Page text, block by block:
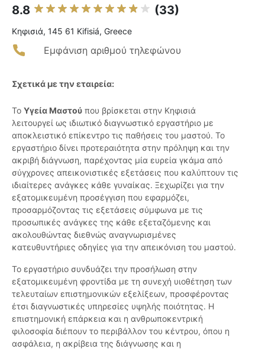
8.8 (33)
Κηφισιά, 145 61 Kifisiá, Greece
Εμφάνιση αριθμού τηλεφώνου
Σχετικά με την εταιρεία:
Το Υγεία Μαστού που βρίσκεται στην Κηφισιά
λειτουργεί ως ιδιωτικό διαγνωστικό εργαστήριο με
αποκλειστικό επίκεντρο τις παθήσεις του μαστού. Το
εργαστήριο δίνει προτεραιότητα στην πρόληψη και την
ακριβή διάγνωση, παρέχοντας μία ευρεία γκάμα από
σύγχρονες απεικονιστικές εξετάσεις που καλύπτουν τις
ιδιαίτερες ανάγκες κάθε γυναίκας. Ξεχωρίζει για την
εξατομικευμένη προσέγγιση που εφαρμόζει,
προσαρμόζοντας τις εξετάσεις σύμφωνα με τις
προσωπικές ανάγκες της κάθε εξεταζόμενης και
ακολουθώντας διεθνώς αναγνωρισμένες
κατευθυντήριες οδηγίες για την απεικόνιση του μαστού.
Το εργαστήριο συνδυάζει την προσήλωση στην
εξατομικευμένη φροντίδα με τη συνεχή υιοθέτηση των
τελευταίων επιστημονικών εξελίξεων, προσφέροντας
έτσι διαγνωστικές υπηρεσίες υψηλής ποιότητας. Η
επιστημονική επάρκεια και η ανθρωποκεντρική
φιλοσοφία διέπουν το περιβάλλον του κέντρου, όπου η
ασφάλεια, η ακρίβεια της διάγνωσης και η